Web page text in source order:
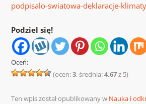
podpisalo-swiatowa-deklaracje-
Podziel się!
Oceń:
(ocen:3, średnia:4,67z 5)
Ten wpis został opublikowany w Nauka i